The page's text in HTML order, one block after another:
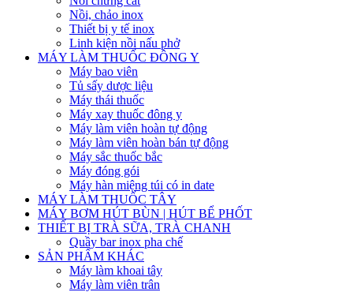
Nồi, chảo inox
Thiết bị y tế inox
Linh kiện nồi nấu phở
MÁY LÀM THUỐC ĐÔNG Y
Máy bao viên
Tủ sấy dược liệu
Máy thái thuốc
Máy xay thuốc đông y
Máy làm viên hoàn tự động
Máy làm viên hoàn bán tự động
Máy sắc thuốc bắc
Máy đóng gói
Máy hàn miệng túi có in date
MÁY LÀM THUỐC TÂY
MÁY BƠM HÚT BÙN | HÚT BỂ PHỐT
THIẾT BỊ TRÀ SỮA, TRÀ CHANH
Quầy bar inox pha chế
SẢN PHẨM KHÁC
Máy làm khoai tây
Máy làm viên trân